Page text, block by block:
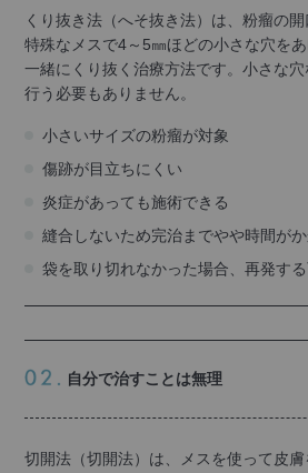
くり抜き法（へそ抜き法）は、粉瘤の
特殊なメスで4～5㎜ほどの小さな穴を
一緒にくり抜く治療方法です。小さな
行う必要もありません。
小さいサイズの粉瘤が対象
傷跡が目立ちにくい
炎症があっても施術できる
縫合しないため完治までやや時間が
袋を取り切れなかった場合、再発す
自分で治すことは無理
切開法（切開法）は、メスを使って皮